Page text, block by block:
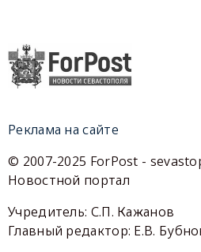
Реклама на сайте
© 2007-2025 ForPost -
Новостной портал
Учредитель: С.П. Кажанов
Главный редактор: Е.В.